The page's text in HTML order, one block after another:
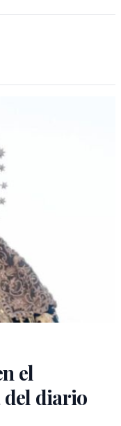
el
del diario